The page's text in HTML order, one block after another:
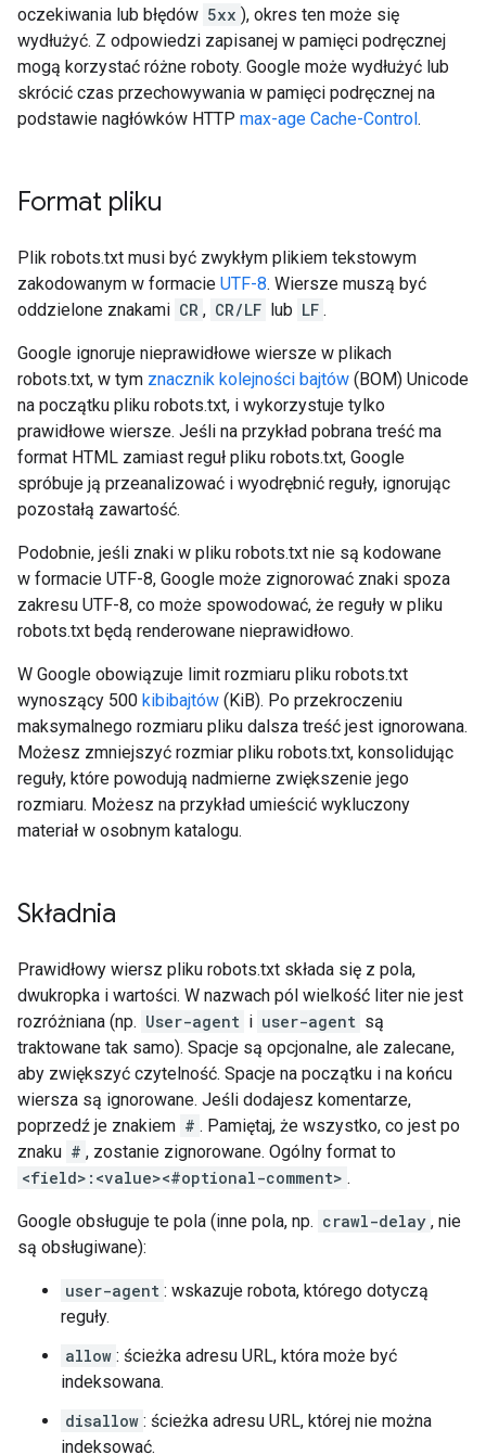
oczekiwania lub błędów 5xx ), okres ten może się
wydłużyć. Z odpowiedzi zapisanej w pamięci podręcznej
mogą korzystać różne roboty. Google może wydłużyć lub
skrócić czas przechowywania w pamięci podręcznej na
podstawie nagłówków HTTP max-age Cache-Control.
Format pliku
Plik robots.txt musi być zwykłym plikiem tekstowym
zakodowanym w formacie UTF-8. Wiersze muszą być
oddzielone znakami CR , CR/LF lub LF .
Google ignoruje nieprawidłowe wiersze w plikach
robots.txt, w tym znacznik kolejności bajtów (BOM) Unicode
na początku pliku robots.txt, i wykorzystuje tylko
prawidłowe wiersze. Jeśli na przykład pobrana treść ma
format HTML zamiast reguł pliku robots.txt, Google
spróbuje ją przeanalizować i wyodrębnić reguły, ignorując
pozostałą zawartość.
Podobnie, jeśli znaki w pliku robots.txt nie są kodowane
w formacie UTF-8, Google może zignorować znaki spoza
zakresu UTF-8, co może spowodować, że reguły w pliku
robots.txt będą renderowane nieprawidłowo.
W Google obowiązuje limit rozmiaru pliku robots.txt
wynoszący 500 kibibajtów (KiB). Po przekroczeniu
maksymalnego rozmiaru pliku dalsza treść jest ignorowana.
Możesz zmniejszyć rozmiar pliku robots.txt, konsolidując
reguły, które powodują nadmierne zwiększenie jego
rozmiaru. Możesz na przykład umieścić wykluczony
materiał w osobnym katalogu.
Składnia
Prawidłowy wiersz pliku robots.txt składa się z pola,
dwukropka i wartości. W nazwach pól wielkość liter nie jest
rozróżniana (np. User-agent i user-agent są
traktowane tak samo). Spacje są opcjonalne, ale zalecane,
aby zwiększyć czytelność. Spacje na początku i na końcu
wiersza są ignorowane. Jeśli dodajesz komentarze,
poprzedź je znakiem # . Pamiętaj, że wszystko, co jest po
znaku # , zostanie zignorowane. Ogólny format to
<field>:<value><#optional-comment> .
Google obsługuje te pola (inne pola, np. crawl-delay , nie
są obsługiwane):
user-agent : wskazuje robota, którego dotyczą
reguły.
allow : ścieżka adresu URL, która może być
indeksowana.
disallow : ścieżka adresu URL, której nie można
indeksować.